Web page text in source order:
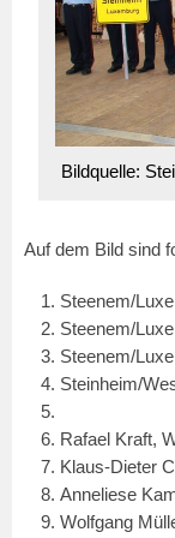
Bildquelle:
Auf dem Bild sind
Steenem/
Steenem/
Steenem/
Steinheim/
Rafael Kraft,
Klaus-Dieter
Anneliese
Wolfgang